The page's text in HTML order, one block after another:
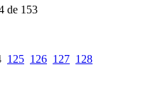
de 153
125 126 127 128